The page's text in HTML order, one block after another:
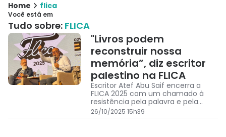
Home flica
Você está em
Tudo sobre: FLICA
"Livros podem
reconstruir nossa
memória”, diz escritor
palestino na FLICA
Escritor Atef Abu Saif encerra a
FLICA 2025 com um chamado à
resistência pela palavra e pela
memória do povo palestino
26/10/2025 15h39